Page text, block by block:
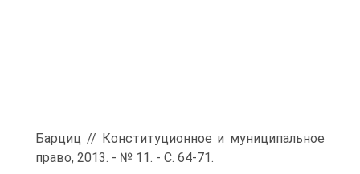
Барциц // Конституционное и муниципальное
право, 2013. - № 11. - С. 64-71.